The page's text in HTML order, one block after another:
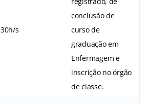
30h/s
conclusão de
curso de
graduação em
Enfermagem e
inscrição no órgão
de classe.